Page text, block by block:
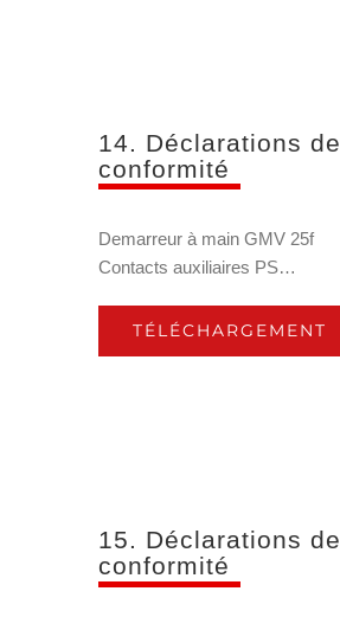
14. Déclarations de
conformité
Demarreur à main GMV 25f
Contacts auxiliaires PS…
TÉLÉCHARGEMENT
15. Déclarations de
conformité